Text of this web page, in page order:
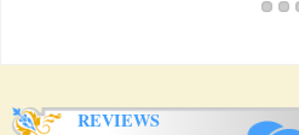
REVIEWS